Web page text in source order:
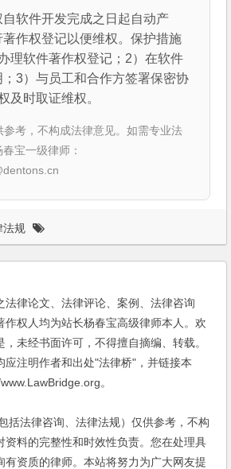
软件开发完成之日起自动产
作权登记以便维权。保护措施
理软件著作权登记；2）在软件
3）与员工和合作方签署保密协
及时取证维权。
参考，不构成法律意见。如需专业法
宝一级律师：
法规
法律论文、法律评论、案例、法律咨询
作权人均为站长杨春宝高级律师本人。欢
未经书面许可，不得擅自摘编、转载。
应注明作者和出处"法律桥"，并链接本
。
法律咨询、法律法规）仅供参考，不构
资料的完整性和时效性负责。您在处理具
有资质的律师。本站将努力为广大网友提